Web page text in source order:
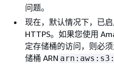
问题。
现在，默认情况下，已
HTTPS。如果您使用
定存储桶的访问，则必
储桶 ARN